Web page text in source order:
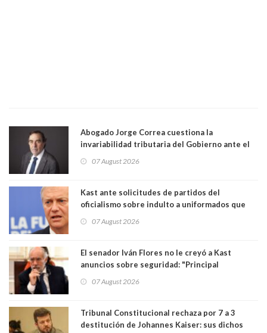
Abogado Jorge Correa cuestiona la
invariabilidad tributaria del Gobierno ante el
democracia” y "defendemos la alternancia en el
07 August 2026
Kast ante solicitudes de partidos del
oficialismo sobre indulto a uniformados que
07 August 2026
El senador Iván Flores no le creyó a Kast
anuncios sobre seguridad: "Principal
perseguir ruta del dinero y levantar secreto
07 August 2026
Tribunal Constitucional rechaza por 7 a 3
destitución de Johannes Kaiser: sus dichos